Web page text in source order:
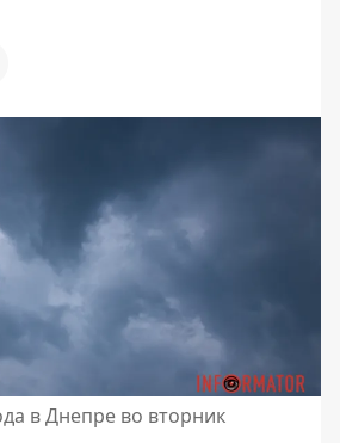
в Днепре во вторник